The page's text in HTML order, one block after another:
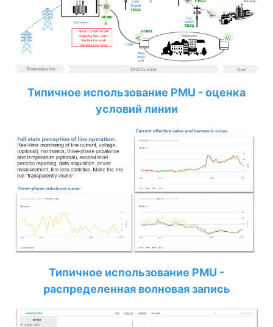
Типичное использование PMU - оценка
условий линии
Типичное использование PMU -
распределенная волновая запись